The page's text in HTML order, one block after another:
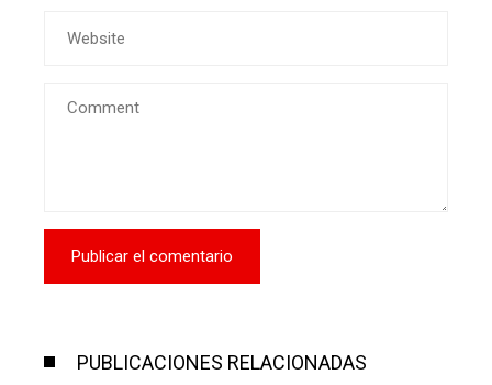
PUBLICACIONES RELACIONADAS